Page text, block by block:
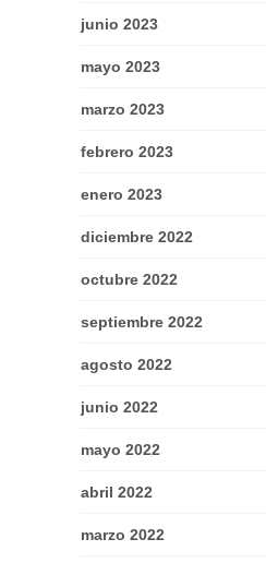
junio 2023
mayo 2023
marzo 2023
febrero 2023
enero 2023
diciembre 2022
octubre 2022
septiembre 2022
agosto 2022
junio 2022
mayo 2022
abril 2022
marzo 2022